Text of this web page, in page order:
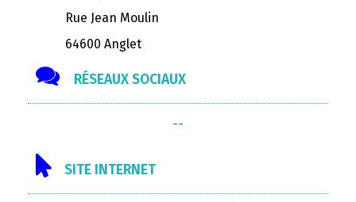
Rue Jean Moulin
64600 Anglet
RÉSEAUX SOCIAUX
--
SITE INTERNET